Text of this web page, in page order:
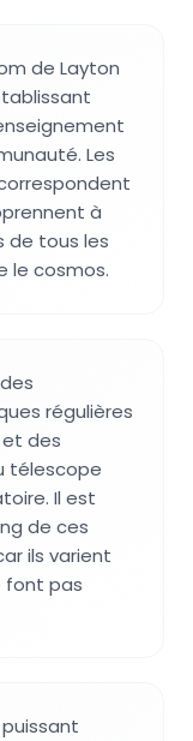
de Layton
Les
à
de tous les
le cosmos.
régulières
des
télescope
Il est
de ces
ils varient
font pas